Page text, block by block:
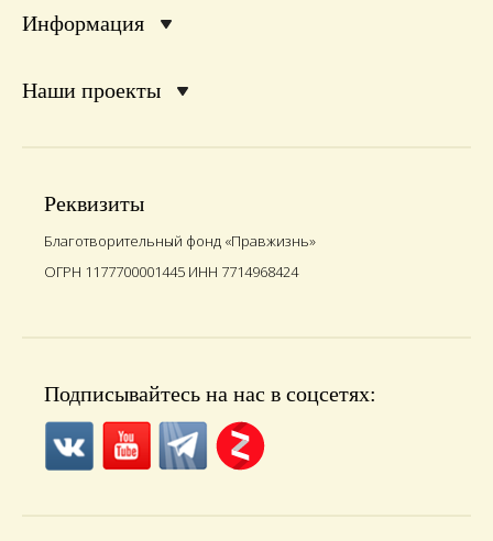
Информация
Наши проекты
Реквизиты
Благотворительный фонд «Правжизнь»
ОГРН 1177700001445 ИНН 7714968424
Подписывайтесь на нас в соцсетях: